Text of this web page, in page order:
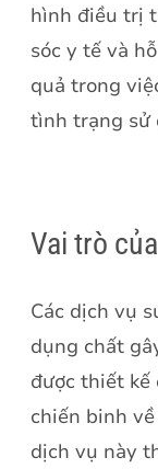
hình điều trị
sóc y tế và
quả trong
tình trạng sử
Vai trò
Các dịch vụ
dụng chất
được thiết kế
chiến binh
dịch vụ này